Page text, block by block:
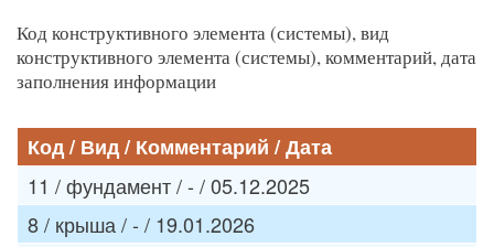
Код конструктивного элемента (системы), вид
конструктивного элемента (системы), комментарий, дата
заполнения информации
Код / Вид / Комментарий / Дата
11 / фундамент / - / 05.12.2025
8 / крыша / - / 19.01.2026